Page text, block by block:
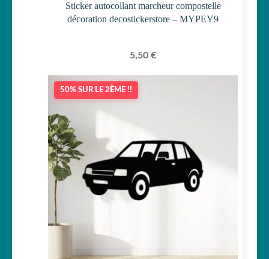
Sticker autocollant marcheur compostelle
décoration decostickerstore – MYPEY9
5,50 €
50% SUR LE 2ÈME !!